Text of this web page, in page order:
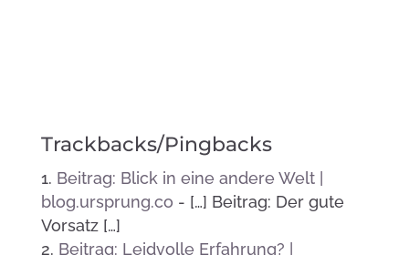
Trackbacks/Pingbacks
Beitrag: Blick in eine andere Welt |
blog.ursprung.co - […] Beitrag: Der gute
Vorsatz […]
Beitrag: Leidvolle Erfahrung? |